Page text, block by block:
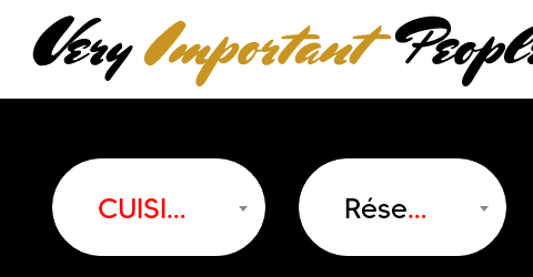
CUISINE/FOOD Réseau